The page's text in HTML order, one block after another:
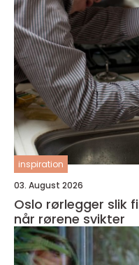
inspiration
03. August 2026
Oslo rørlegger slik finner du riktig fagperson
når rørene svikter